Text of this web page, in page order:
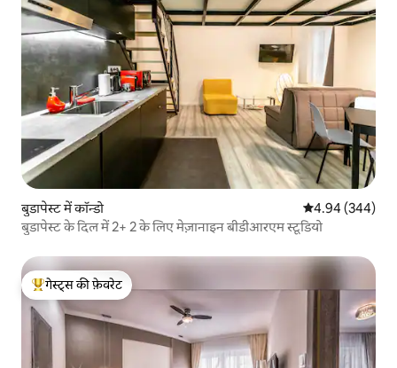
बुडापेस्ट में कॉन्डो औसत रेटिंग 5 में से
4.94 (344)
बुडापेस्ट के दिल में 2+ 2 के लिए मेज़ानाइन बीडीआरएम स्टूडियो
गेस्ट्स का टॉप फ़ेवरेट
गेस्ट्स की फ़ेवरेट